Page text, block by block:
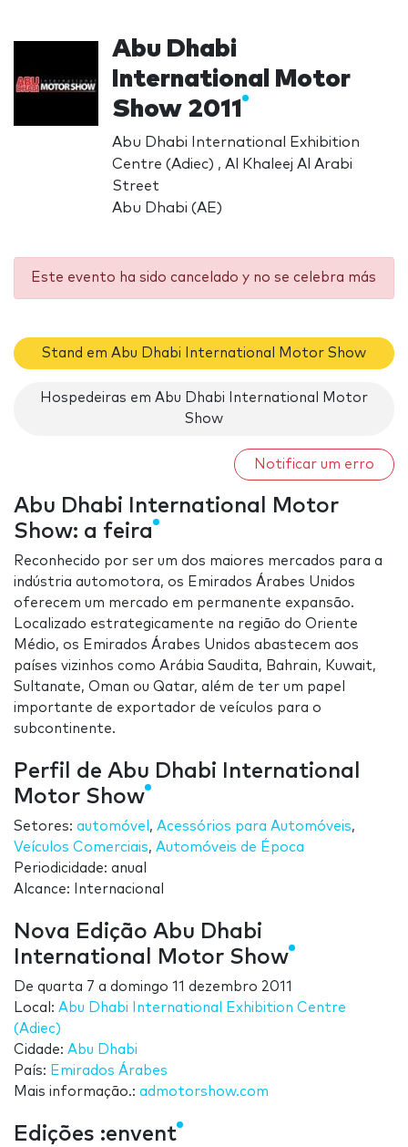
Abu Dhabi
International Motor
Show 2011
Abu Dhabi International Exhibition
Centre (Adiec) , Al Khaleej Al Arabi
Street
Abu Dhabi (AE)
Este evento ha sido cancelado y no se celebra más
Stand em Abu Dhabi International Motor Show
Hospedeiras em Abu Dhabi International Motor
Show
Notificar um erro
Abu Dhabi International Motor
Show: a feira
Reconhecido por ser um dos maiores mercados para a
indústria automotora, os Emirados Árabes Unidos
oferecem um mercado em permanente expansão.
Localizado estrategicamente na região do Oriente
Médio, os Emirados Árabes Unidos abastecem aos
países vizinhos como Arábia Saudita, Bahrain, Kuwait,
Sultanate, Oman ou Qatar, além de ter um papel
importante de exportador de veículos para o
subcontinente.
Perfil de Abu Dhabi International
Motor Show
Setores: automóvel , Acessórios para Automóveis,
Veículos Comerciais, Automóveis de Época
Periodicidade: anual
Alcance: Internacional
Nova Edição Abu Dhabi
International Motor Show
De quarta 7 a domingo 11 dezembro 2011
Local: Abu Dhabi International Exhibition Centre
(Adiec)
Cidade: Abu Dhabi
País: Emirados Árabes
Mais informação.: admotorshow.com
Edições :envent